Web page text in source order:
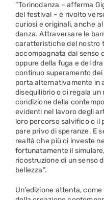
“Torinodanza – afferma
del festival – è rivolto
curiosi e originali, anche
danza. Attraversare le
caratteristiche del nostro
accompagnata dal senso
oppure della fuga e del
continuo superamento
porta alternativamente in
disequilibrio o ci regala
condizione della
evidenti nel lavoro degli
loro percorso salvifico o il
pare privo di speranze. E
realtà che più ci investe
fortunatamente il
ricostruzione di un senso
bellezza”.
Un’edizione attenta,